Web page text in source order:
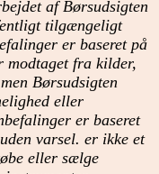
af Børsudsigten
tilgængeligt
er baseret på
modtaget fra kilder,
Børsudsigten
eller
er baseret
varsel. er ikke et
eller sælge